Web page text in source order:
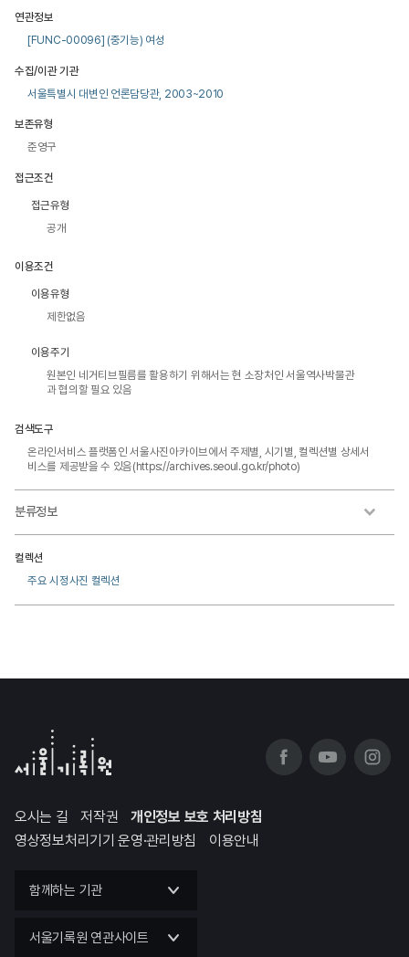
연관정보
[FUNC-00096] (중기능) 여성
수집/이관 기관
서울특별시 대변인 언론담당관, 2003~2010
보존유형
준영구
접근조건
접근유형
공개
이용조건
이용유형
제한없음
이용주기
원본인 네거티브필름를 활용하기 위해서는 현 소장처인 서울역사박물관
과 협의할 필요 있음
검색도구
온라인서비스 플랫폼인 서울사진아카이브에서 주제별, 시기별, 컬렉션별 상세서
비스를 제공받을 수 있음(https://archives.seoul.go.kr/photo)
분류정보
컬렉션
주요 시정사진 컬렉션
오시는 길 저작권
개인정보 보호 처리방침
영상정보처리기기 운영·관리방침
이용안내
함께하는 기관
서울기록원 연관사이트